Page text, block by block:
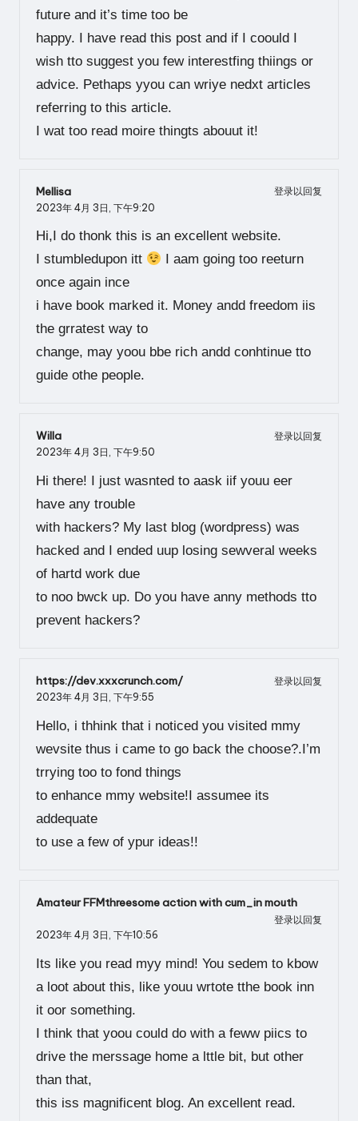
future and it’s time too be
happy. I have read this post and if I coould I
wish tto suggest you few interestfing thiings or
advice. Pethaps yyou can wriye nedxt articles
referring to this article.
I wat too read moire thingts abouut it!
Mellisa
登录以回复
2023年 4月 3日, 下午9:20
Hi,I do thonk this is an excellent website.
I stumbledupon itt
I aam going too reeturn
once again ince
i have book marked it. Money andd freedom iis
the grratest way to
change, may yoou bbe rich andd conhtinue tto
guide othe people.
Willa
登录以回复
2023年 4月 3日, 下午9:50
Hi there! I just wasnted to aask iif youu eer
have any trouble
with hackers? My last blog (wordpress) was
hacked and I ended uup losing sewveral weeks
of hartd work due
to noo bwck up. Do you have anny methods tto
prevent hackers?
https://dev.xxxcrunch.com/
登录以回复
2023年 4月 3日, 下午9:55
Hello, i thhink that i noticed you visited mmy
wevsite thus i came to go back the choose?.I’m
trrying too to fond things
to enhance mmy website!I assumee its
addequate
to use a few of ypur ideas!!
Amateur FFMthreesome action with cum_in mouth
登录以回复
2023年 4月 3日, 下午10:56
Its like you read myy mind! You sedem to kbow
a loot about this, like youu wrtote tthe book inn
it oor something.
I think that yoou could do with a feww piics to
drive the merssage home a lttle bit, but other
than that,
this iss magnificent blog. An excellent read.